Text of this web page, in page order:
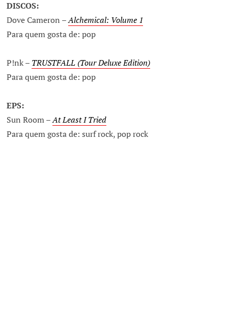
DISCOS:
Dove Cameron –Alchemical: Volume 1
Para quem gosta de: pop
P!nk – TRUSTFALL (Tour Deluxe Edition)
Para quem gosta de: pop
EPS:
Sun Room –At Least I Tried
Para quem gosta de: surf rock, pop rock